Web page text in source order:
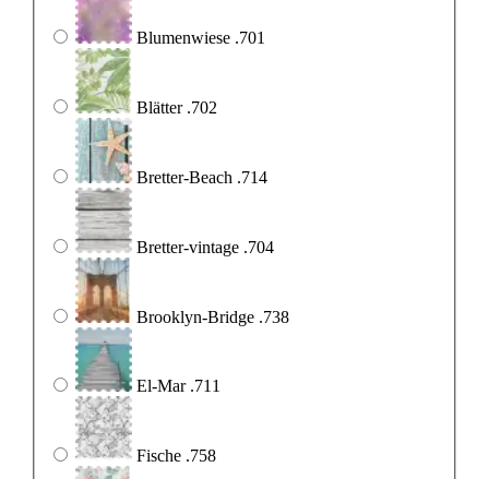
Blumenwiese .701
Blätter .702
Bretter-Beach .714
Bretter-vintage .704
Brooklyn-Bridge .738
El-Mar .711
Fische .758